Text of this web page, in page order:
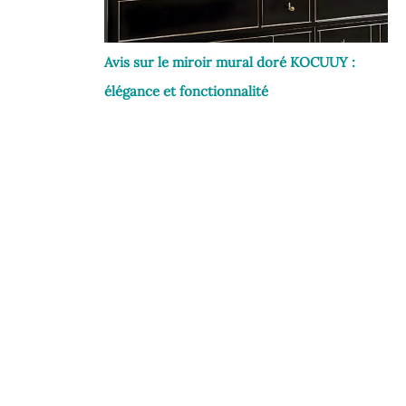
Avis sur le miroir mural doré KOCUUY :
élégance et fonctionnalité